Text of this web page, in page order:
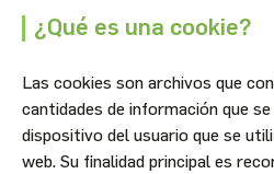
¿Qué es una cookie?
Las cookies son archivos que
cantidades de información que
dispositivo del usuario que se
web. Su finalidad principal es